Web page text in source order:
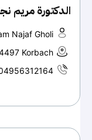
الدكتورة مريم
Najaf Gholi
Korbach